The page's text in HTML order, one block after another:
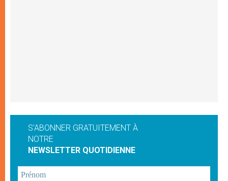
S'ABONNER GRATUITEMENT À
NOTRE
NEWSLETTER QUOTIDIENNE